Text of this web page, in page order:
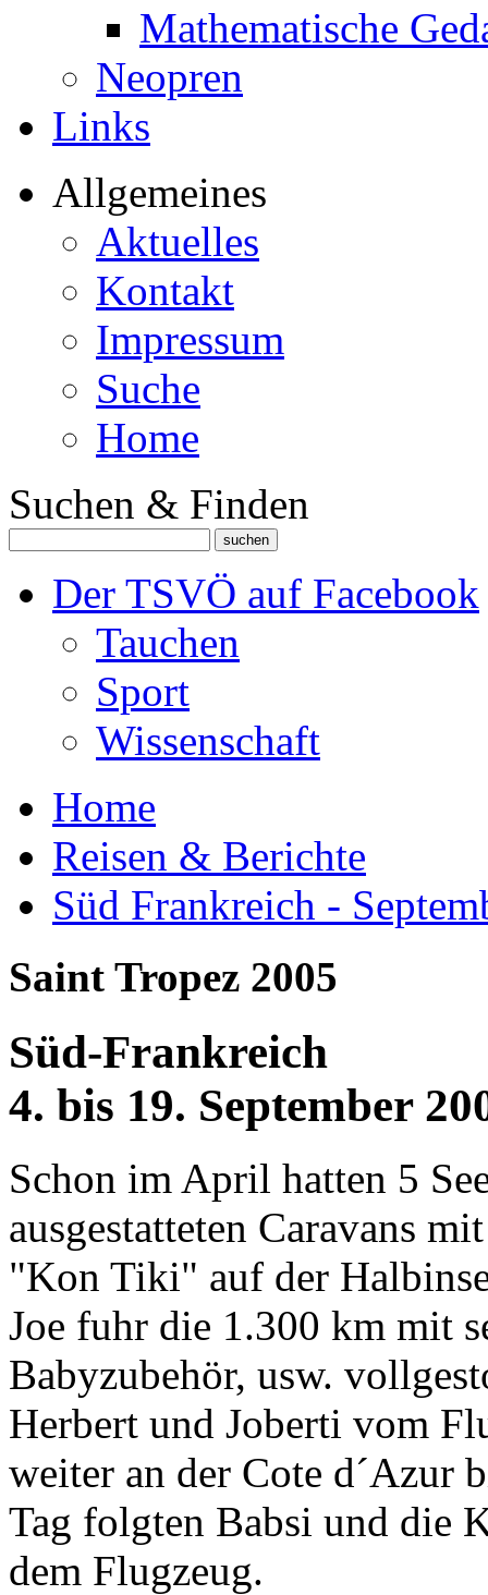
Mathematische
Neopren
Links
Allgemeines
Aktuelles
Kontakt
Impressum
Suche
Home
Suchen & Finden
Der TSVÖ auf Facebook
Tauchen
Sport
Wissenschaft
Home
Reisen & Berichte
Süd Frankreich -
Saint Tropez 2005
Süd-Frankreich
4. bis 19. September
Schon im April hatten 5
ausgestatteten Caravans
"Kon Tiki" auf der
Joe fuhr die 1.300 km mit
Babyzubehör, usw.
Herbert und Joberti vom
weiter an der Cote d´Azur
Tag folgten Babsi und die
dem Flugzeug.